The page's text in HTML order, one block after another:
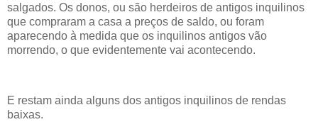
salgados. Os donos, ou são herdeiros de antigos inquilinos
que compraram a casa a preços de saldo, ou foram
aparecendo à medida que os inquilinos antigos vão
morrendo, o que evidentemente vai acontecendo.
E restam ainda alguns dos antigos inquilinos de rendas
baixas.